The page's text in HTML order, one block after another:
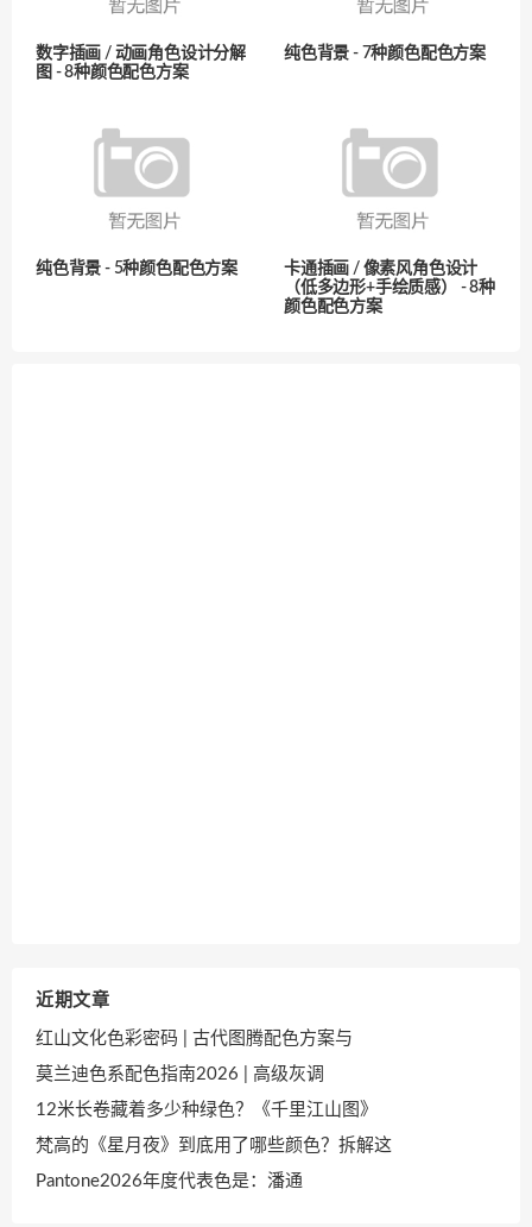
数字插画 / 动画角色设计分解
图 - 8种颜色配色方案
纯色背景 - 7种颜色配色方案
纯色背景 - 5种颜色配色方案
卡通插画 / 像素风角色设计
（低多边形+手绘质感） - 8种
颜色配色方案
近期文章
红山文化色彩密码 | 古代图腾配色方案与
莫兰迪色系配色指南2026 | 高级灰调
12米长卷藏着多少种绿色？《千里江山图》
梵高的《星月夜》到底用了哪些颜色？拆解这
Pantone2026年度代表色是：潘通